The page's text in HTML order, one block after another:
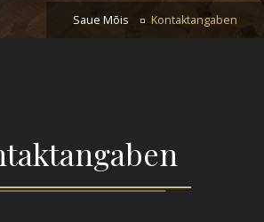
Saue Mõis Kontaktangaben